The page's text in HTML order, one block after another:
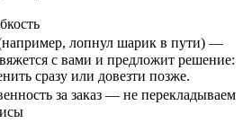
лопнул шарик в пути) —
с вами и предложит решение:
сразу или довезти позже.
за заказ — не перекладываем